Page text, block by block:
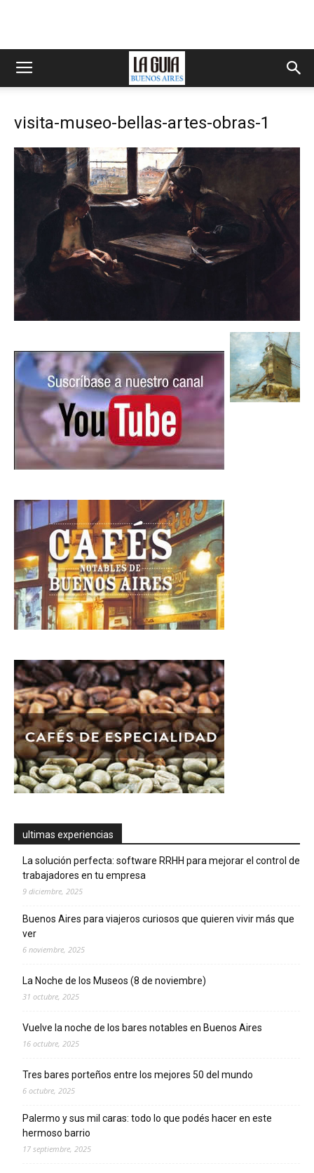
visita-museo-bellas-artes-obras-1
ultimas experiencias
La solución perfecta: software RRHH para mejorar el control de
trabajadores en tu empresa
9 diciembre, 2025
Buenos Aires para viajeros curiosos que quieren vivir más que
ver
6 noviembre, 2025
La Noche de los Museos (8 de noviembre)
31 octubre, 2025
Vuelve la noche de los bares notables en Buenos Aires
16 octubre, 2025
Tres bares porteños entre los mejores 50 del mundo
6 octubre, 2025
Palermo y sus mil caras: todo lo que podés hacer en este
hermoso barrio
17 septiembre, 2025